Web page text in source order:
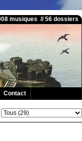
musiques // 56 dossiers
Contact